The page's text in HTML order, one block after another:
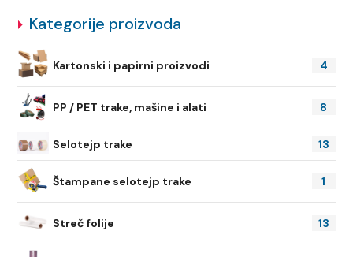
Kategorije proizvoda
Kartonski i papirni proizvodi 4
PP / PET trake, mašine i alati 8
Selotejp trake 13
Štampane selotejp trake 1
Streč folije 13